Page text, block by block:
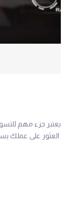
يعتبر جزء مهم
العثور على عملك